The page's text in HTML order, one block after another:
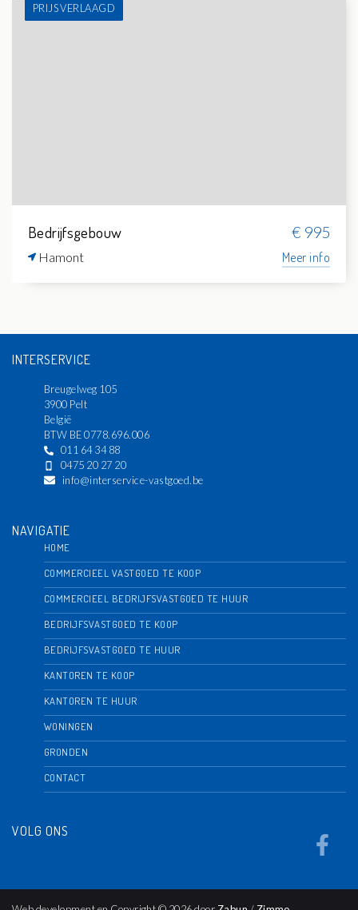
PRIJS VERLAAGD
Bedrijfsgebouw € 995
Hamont Meer info
INTERSERVICE
Breugelweg 105
3900 Pelt
België
BTW BE 0778.696.006
011 64 34 88
0475 20 27 20
info@interservice-vastgoed.be
NAVIGATIE
HOME
COMMERCIEEL VASTGOED TE KOOP
COMMERCIEEL BEDRIJFSVASTGOED TE HUUR
BEDRIJFSVASTGOED TE KOOP
BEDRIJFSVASTGOED TE HUUR
KANTOREN TE KOOP
KANTOREN TE HUUR
WONINGEN
GRONDEN
CONTACT
VOLG ONS